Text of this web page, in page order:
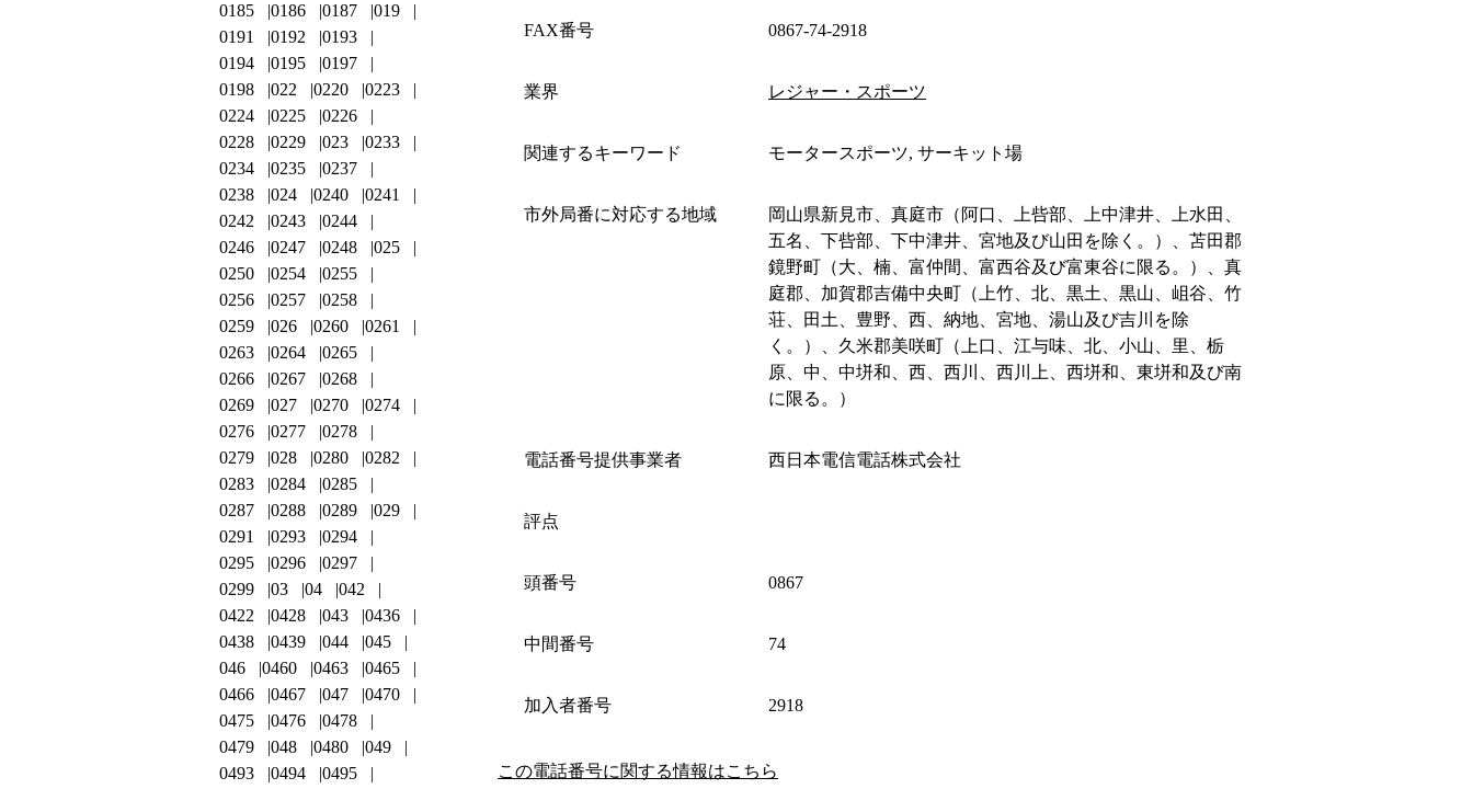
FAX番号 0867-74-2918
業界 レジャー・スポーツ
関連するキーワード モータースポーツ, サーキット場
市外局番に対応する地域
岡山県新見市、真庭市（阿口、上呰部、上中津井、上水田、
五名、下呰部、下中津井、宮地及び山田を除く。）、苫田郡
鏡野町（大、楠、富仲間、富西谷及び富東谷に限る。）、真
庭郡、加賀郡吉備中央町（上竹、北、黒土、黒山、岨谷、竹
荘、田土、豊野、西、納地、宮地、湯山及び吉川を除
く。）、久米郡美咲町（上口、江与味、北、小山、里、栃
原、中、中垪和、西、西川、西川上、西垪和、東垪和及び南
に限る。）
電話番号提供事業者 西日本電信電話株式会社
評点
頭番号 0867
中間番号 74
加入者番号 2918
この電話番号に関する情報はこちら
0185
0186 0187
019
0191
0192
0193
0194
0195
0197
0198
022 0220
0223
0224
0225
0226
0228
0229 023
0233
0234
0235
0237
0238
024 0240
0241
0242
0243
0244
0246
0247 0248
025
0250
0254
0255
0256
0257
0258
0259
026 0260
0261
0263
0264
0265
0266
0267
0268
0269
027 0270
0274
0276
0277
0278
0279
028 0280
0282
0283
0284
0285
0287
0288 0289
029
0291
0293
0294
0295
0296
0297
0299
03 04
042
0422
0428 043
0436
0438
0439 044
045
046
0460 0463
0465
0466
0467 047
0470
0475
0476
0478
0479
048 0480
049
0493
0494
0495